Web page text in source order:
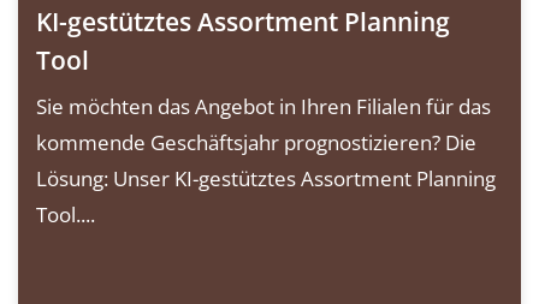
KI-gestütztes Assortment Planning
Tool
Sie möchten das Angebot in Ihren Filialen für das
kommende Geschäftsjahr prognostizieren? Die
Lösung: Unser KI-gestütztes Assortment Planning
Tool....